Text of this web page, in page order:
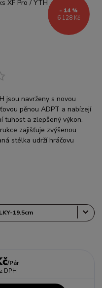
6 128 Kč
- 14 %
jsou navrženy s novou
pěnou ADPT a nabízejí
tuhost a zlepšený výkon.
zajišťuje zvýšenou
stélka udrží hráčovu
/Pár
DPH